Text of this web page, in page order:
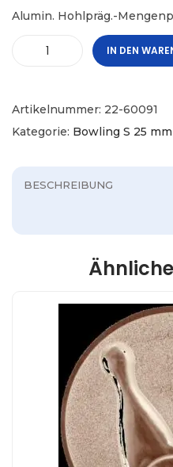
Alumin. Hohlpräg.-
IN DEN
Artikelnummer: 22-60091
Kategorie: Bowling S 25 mm
BESCHREIBUNG